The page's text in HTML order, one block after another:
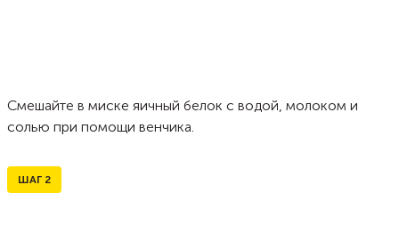
Смешайте в миске яичный белок с водой, молоком и
солью при помощи венчика.
ШАГ 2